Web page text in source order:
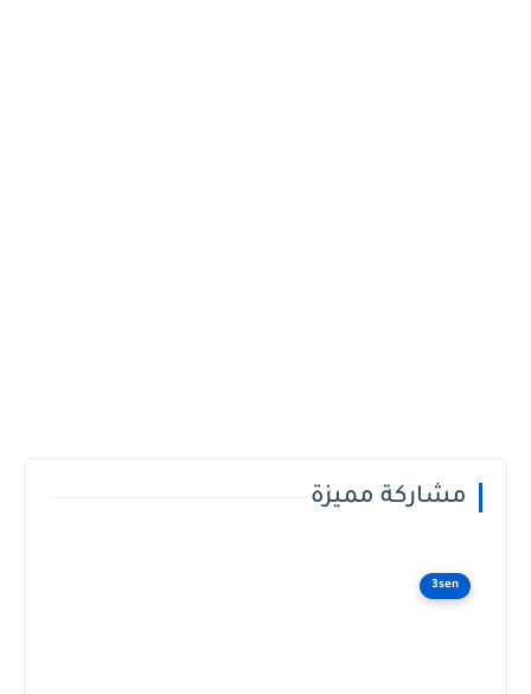
مشاركة مميزة
3sen